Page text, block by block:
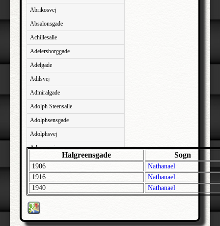
Abrikosvej
Absalonsgade
Achillesalle
Adelersborggade
Adelgade
Adilsvej
Admiralgade
Adolph Steensalle
Adolphsensgade
Adolphsvej
Adriansvej
Aftenbakken
Agavevej
Agerlandsvej
Agermosen
Halgreensgade Sogn
1906
Nathanael
1916
Nathanael
1940
Nathanael